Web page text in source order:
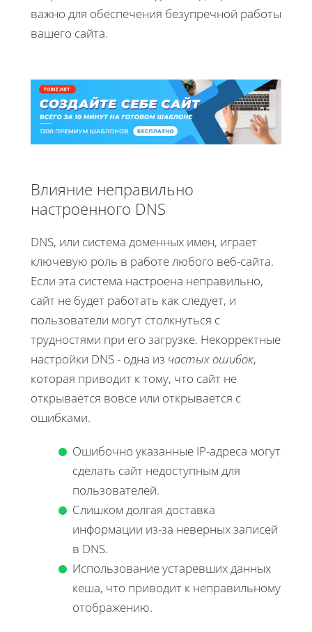
важно для обеспечения безупречной работы
вашего сайта.
Влияние неправильно
настроенного DNS
DNS, или система доменных имен, играет
ключевую роль в работе любого веб-сайта.
Если эта система настроена неправильно,
сайт не будет работать как следует, и
пользователи могут столкнуться с
трудностями при его загрузке. Некорректные
настройки DNS - одна из частых ошибок,
которая приводит к тому, что сайт не
открывается вовсе или открывается с
ошибками.
Ошибочно указанные IP-адреса могут
сделать сайт недоступным для
пользователей.
Слишком долгая доставка
информации из-за неверных записей
в DNS.
Использование устаревших данных
кеша, что приводит к неправильному
отображению.